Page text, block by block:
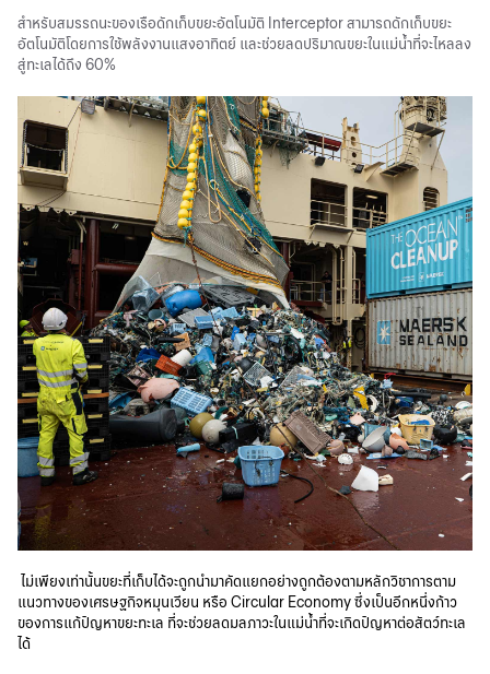
สำหรับสมรรถนะของเรือดักเก็บขยะอัตโนมัติ Interceptor สามารถดักเก็บขยะ
อัตโนมัติโดยการใช้พลังงานแสงอาทิตย์ และช่วยลดปริมาณขยะในแม่น้ำที่จะไหลลง
สู่ทะเลได้ถึง 60%
ไม่เพียงเท่านั้นขยะที่เก็บได้จะถูกนำมาคัดแยกอย่างถูกต้องตามหลักวิชาการตาม
แนวทางของเศรษฐกิจหมุนเวียน หรือ Circular Economy ซึ่งเป็นอีกหนึ่งก้าว
ของการแก้ปัญหาขยะทะเล ที่จะช่วยลดมลภาวะในแม่น้ำที่จะเกิดปัญหาต่อสัตว์ทะเล
ได้